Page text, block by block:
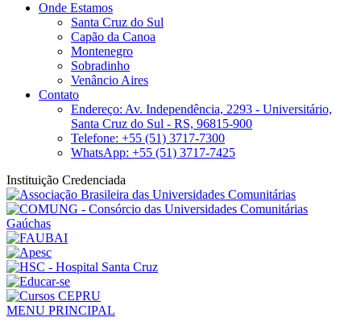
Onde Estamos
Santa Cruz do Sul
Capão da Canoa
Montenegro
Sobradinho
Venâncio Aires
Contato
Endereço: Av. Independência, 2293 - Universitário,
Santa Cruz do Sul - RS, 96815-900
Telefone: +55 (51) 3717-7300
WhatsApp: +55 (51) 3717-7425
Instituição Credenciada
MENU PRINCIPAL